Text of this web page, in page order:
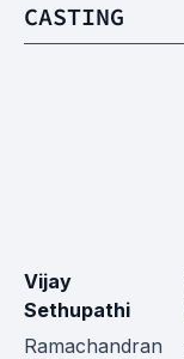
CASTING
Vijay
Sethupathi
Ramachandran